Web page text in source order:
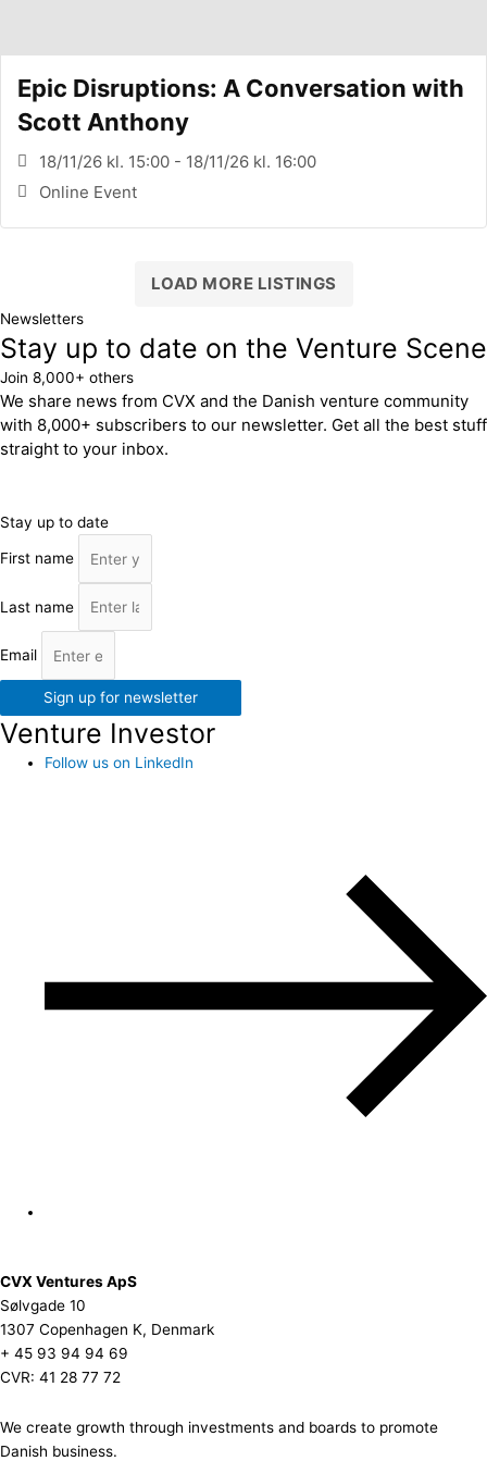
Epic Disruptions: A Conversation with
Scott Anthony
18/11/26 kl. 15:00 - 18/11/26 kl. 16:00
Online Event
LOAD MORE LISTINGS
Newsletters
Stay up to date on the Venture Scene
Join 8,000+ others
We share news from CVX and the Danish venture community
with 8,000+ subscribers to our newsletter. Get all the best stuff
straight to your inbox.
Stay up to date
First name
Last name
Email
Sign up for newsletter
Venture Investor
Follow us on LinkedIn
CVX Ventures ApS
Sølvgade 10
1307 Copenhagen K, Denmark
+ 45 93 94 94 69
CVR: 41 28 77 72
We create growth through investments and boards to promote
Danish business.